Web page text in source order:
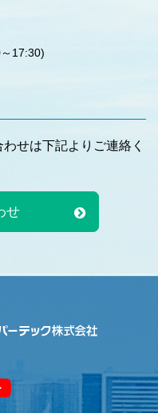
17:30)
せは下記よりご連絡く
せ